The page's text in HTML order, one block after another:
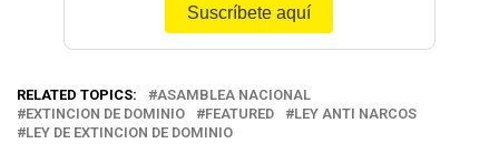
Suscríbete aquí
RELATED TOPICS:
ASAMBLEA NACIONAL
EXTINCION DE DOMINIO
FEATURED
LEY ANTI NARCOS
LEY DE EXTINCION DE DOMINIO